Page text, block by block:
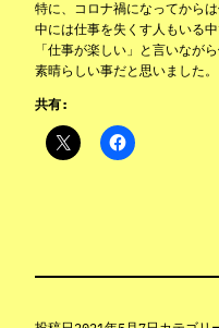
特に、コロナ禍になってから
中には仕事を失くす人もいる中
「仕事が楽しい」と言いながら
素晴らしい事だと思いました。
共有: